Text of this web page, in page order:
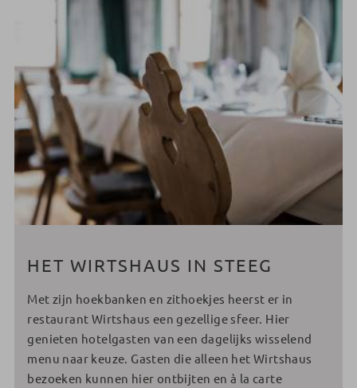
HET WIRTSHAUS IN STEEG
Met zijn hoekbanken en zithoekjes heerst er in
restaurant Wirtshaus een gezellige sfeer. Hier
genieten hotelgasten van een dagelijks wisselend
menu naar keuze. Gasten die alleen het Wirtshaus
bezoeken kunnen hier ontbijten en à la carte